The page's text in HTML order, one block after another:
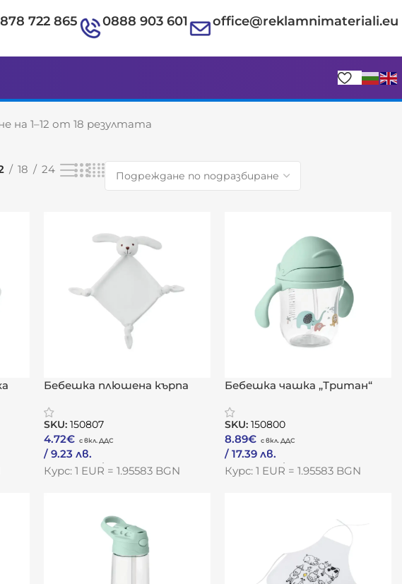
722 865 0888 903 601 office@reklamnimateriali.eu
на 1–12 от 18 резултата
18 24
Бебешка плюшена кърпа
SKU:150807
4.72€
/ 9.23 лв.
Към Продукта
Курс: 1 EUR = 1.95583 BGN
Бебешка чашка „Тритан“
SKU:150800
8.89€
/ 17.39 лв.
Към Продукта
Курс: 1 EUR = 1.95583 BGN